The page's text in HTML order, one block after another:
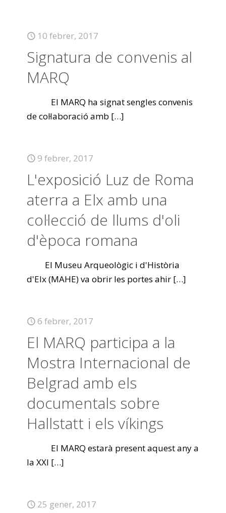
10 febrer, 2017
Signatura de convenis al
MARQ
El MARQ ha signat sengles convenis
de col·laboració amb […]
9 febrer, 2017
L'exposició Luz de Roma
aterra a Elx amb una
col·lecció de llums d'oli
d'època romana
El Museu Arqueològic i d'Història
d'Elx (MAHE) va obrir les portes ahir […]
6 febrer, 2017
El MARQ participa a la
Mostra Internacional de
Belgrad amb els
documentals sobre
Hallstatt i els víkings
El MARQ estarà present aquest any a
la XXI […]
25 gener, 2017